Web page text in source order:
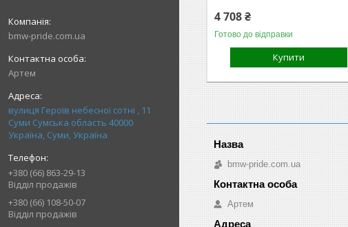
bmw-pride.com.ua
Артем
вулиця Героїв небесної сотні , 11
Суми Сумська область 40000
Україна, Суми, Україна
+380 (66) 863-29-13
Відділ продажів
+380 (66) 108-50-07
Відділ продажів
4 708 ₴
Готово до відправки
Купити
bmw-pride.com.ua
Артем